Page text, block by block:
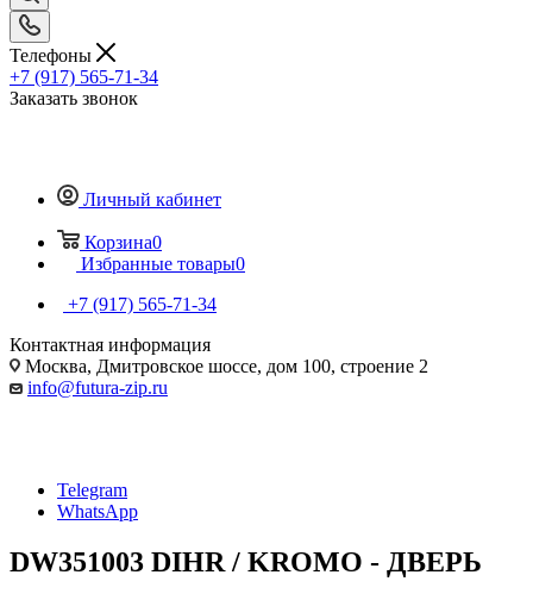
Телефоны
+7 (917) 565-71-34
Заказать звонок
Личный кабинет
Корзина0
Избранные товары0
+7 (917) 565-71-34
Контактная информация
Москва, Дмитровское шоссе, дом 100, строение 2
info@futura-zip.ru
Telegram
WhatsApp
DW351003 DIHR / KROMO - ДВЕРЬ